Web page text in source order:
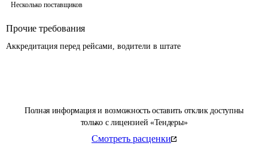
Полная информация и возможность оставить отклик доступны
только с лицензией «Тендеры»
Смотреть расценки
Несколько поставщиков
Прочие требования
Аккредитация перед рейсами, водители в штате